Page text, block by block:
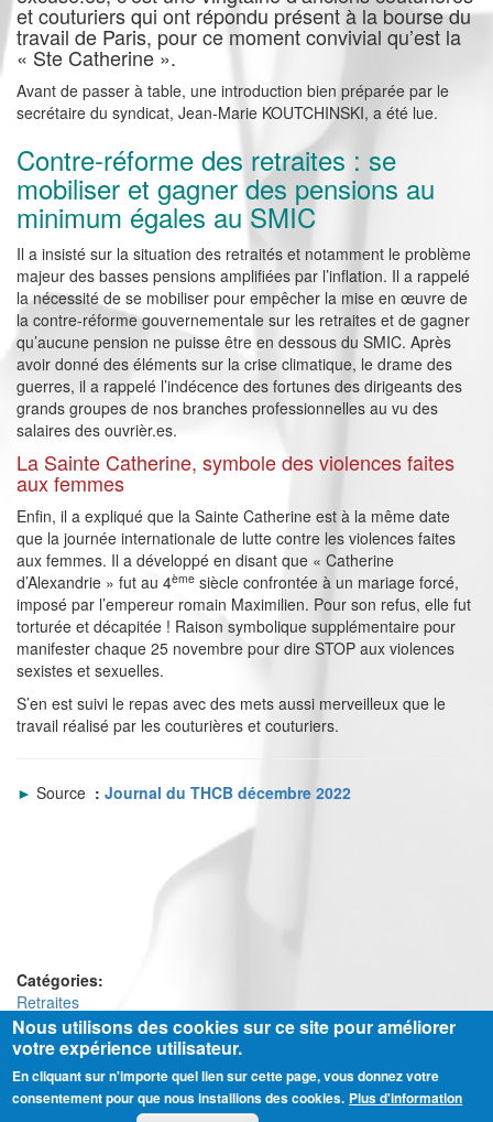
et couturiers qui ont répondu présent à la bourse du
travail de Paris, pour ce moment convivial qu’est la
« Ste Catherine ».
Avant de passer à table, une introduction bien préparée par le
secrétaire du syndicat, Jean-Marie KOUTCHINSKI, a été lue.
Contre-réforme des retraites : se
mobiliser et gagner des pensions au
minimum égales au SMIC
Il a insisté sur la situation des retraités et notamment le problème
majeur des basses pensions amplifiées par l’inflation. Il a rappelé
la nécessité de se mobiliser pour empêcher la mise en œuvre de
la contre-réforme gouvernementale sur les retraites et de gagner
qu’aucune pension ne puisse être en dessous du SMIC. Après
avoir donné des éléments sur la crise climatique, le drame des
guerres, il a rappelé l’indécence des fortunes des dirigeants des
grands groupes de nos branches professionnelles au vu des
salaires des ouvrièr.es.
La Sainte Catherine, symbole des violences faites
aux femmes
Enfin, il a expliqué que la Sainte Catherine est à la même date
que la journée internationale de lutte contre les violences faites
aux femmes. Il a développé en disant que « Catherine
d’Alexandrie » fut au 4ème siècle confrontée à un mariage forcé,
imposé par l’empereur romain Maximilien. Pour son refus, elle fut
torturée et décapitée ! Raison symbolique supplémentaire pour
manifester chaque 25 novembre pour dire STOP aux violences
sexistes et sexuelles.
S’en est suivi le repas avec des mets aussi merveilleux que le
travail réalisé par les couturières et couturiers.
► Source : Journal du THCB décembre 2022
Catégories:
Retraites
Ⓒ CGT Fédération THCB - Tous les droits réservés - Mentions légales
Nous utilisons des cookies sur ce site pour améliorer
votre expérience utilisateur.
En cliquant sur n'importe quel lien sur cette page, vous donnez votre
consentement pour que nous installions des cookies. Plus d'information